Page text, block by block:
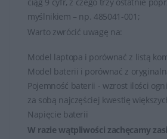
myślnikiem – np. 485041-001;
Warto zwrócić uwagę na:
Model laptopa i porównać z listą
Model baterii i porównać z
Pojemność baterii - wzrost ilości
za sobą najczęściej kwestię
Napięcie baterii
W razie wątpliwości zachęcamy